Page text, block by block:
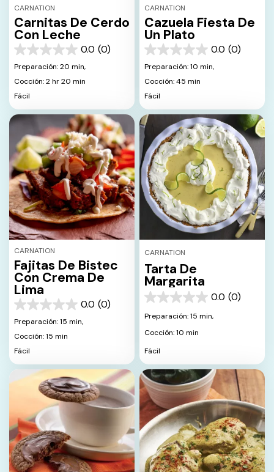
CARNATION
Carnitas De Cerdo
Con Leche
0.0 (0)
0.0
de
estrellas.
Preparación: 20 min,
Cocción: 2 hr 20 min
Fácil
CARNATION
Cazuela Fiesta De
Un Plato
0.0 (0)
0.0
de
estrellas.
Preparación: 10 min,
Cocción: 45 min
Fácil
CARNATION
Fajitas De Bistec
Con Crema De
Lima
0.0 (0)
0.0
de
estrellas.
Preparación: 15 min,
Cocción: 15 min
Fácil
CARNATION
Tarta De
Margarita
0.0 (0)
0.0
de
estrellas.
Preparación: 15 min,
Cocción: 10 min
Fácil